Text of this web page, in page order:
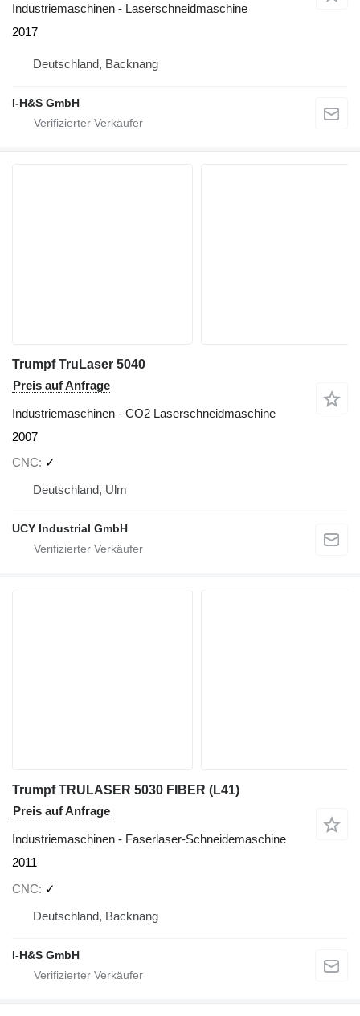
Industriemaschinen - Laserschneidmaschine
2017
Deutschland, Backnang
I-H&S GmbH
Trumpf TruLaser 5040
Preis auf Anfrage
Industriemaschinen - CO2 Laserschneidmaschine
2007
CNC
✓
Deutschland, Ulm
UCY Industrial GmbH
Trumpf TRULASER 5030 FIBER (L41)
Preis auf Anfrage
Industriemaschinen - Faserlaser-Schneidemaschine
2011
CNC
✓
Deutschland, Backnang
I-H&S GmbH